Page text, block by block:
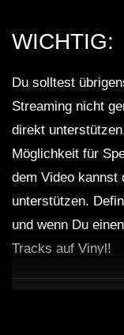
WICHTIG:
Du solltest
Streaming nicht
direkt
Möglichkeit für
dem Video kannst
unterstützen.
und wenn Du
Tracks auf Vinyl!